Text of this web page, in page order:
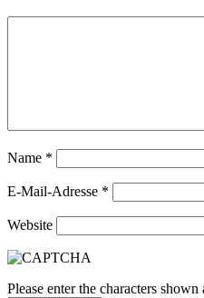
Name *
E-Mail-Adresse *
Website
Please enter the characters shown